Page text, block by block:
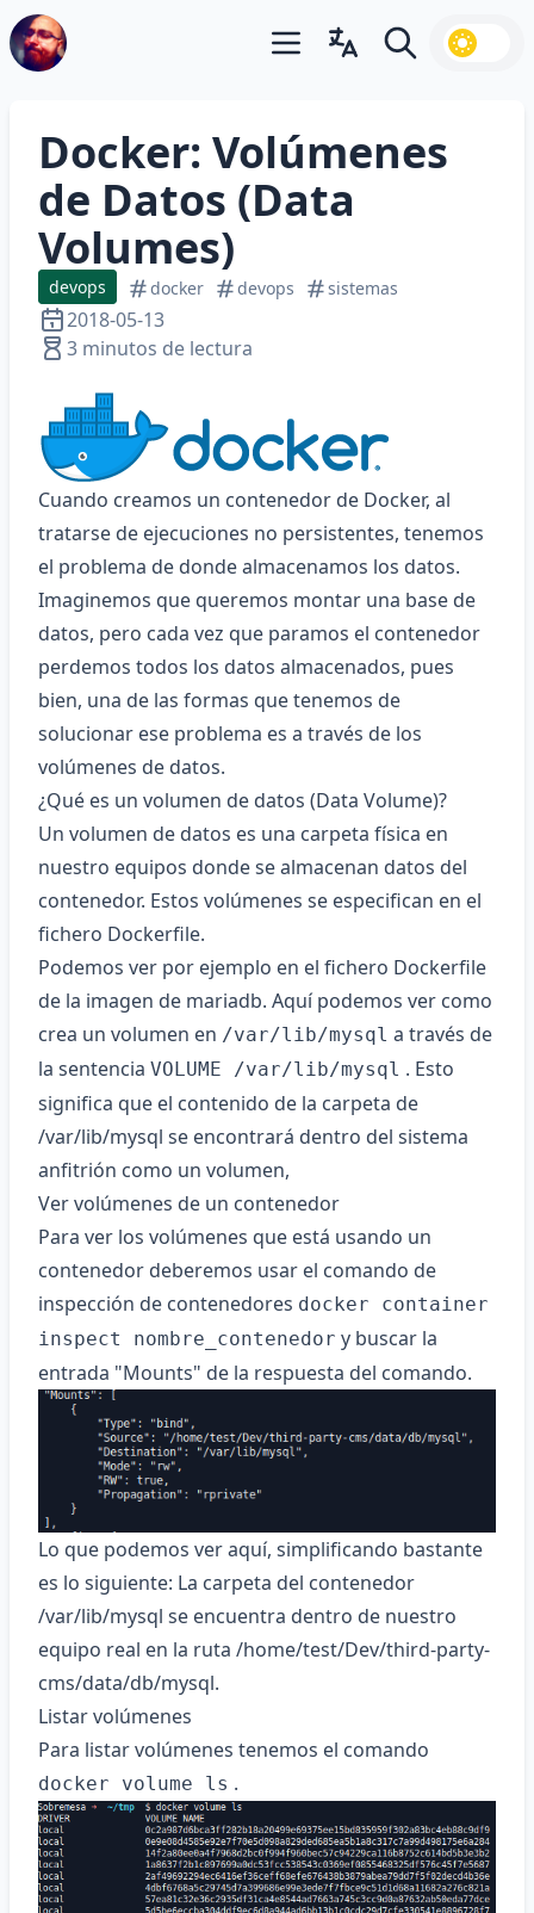
Abrir menú principal
Abrir cambiador de
Buscar
Docker: Volúmenes
de Datos (Data
Volumes)
devops docker devops sistemas
2018-05-13
3 minutos de lectura
Cuando creamos un contenedor de Docker, al
tratarse de ejecuciones no persistentes, tenemos
el problema de donde almacenamos los datos.
Imaginemos que queremos montar una base de
datos, pero cada vez que paramos el contenedor
perdemos todos los datos almacenados, pues
bien, una de las formas que tenemos de
solucionar ese problema es a través de los
volúmenes de datos.
¿Qué es un volumen de datos (Data Volume)?
Un volumen de datos es una carpeta física en
nuestro equipos donde se almacenan datos del
contenedor. Estos volúmenes se especifican en el
fichero Dockerfile.
Podemos ver por ejemplo en el fichero Dockerfile
de la imagen de mariadb. Aquí podemos ver como
crea un volumen en /var/lib/mysql a través de
la sentencia VOLUME /var/lib/mysql . Esto
significa que el contenido de la carpeta de
/var/lib/mysql se encontrará dentro del sistema
anfitrión como un volumen,
Ver volúmenes de un contenedor
Para ver los volúmenes que está usando un
contenedor deberemos usar el comando de
inspección de contenedores docker container
inspect nombre_contenedor y buscar la
entrada "Mounts" de la respuesta del comando.
Lo que podemos ver aquí, simplificando bastante
es lo siguiente: La carpeta del contenedor
/var/lib/mysql se encuentra dentro de nuestro
equipo real en la ruta /home/test/Dev/third-party-
cms/data/db/mysql.
Listar volúmenes
Para listar volúmenes tenemos el comando
docker volume ls .